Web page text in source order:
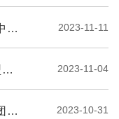
郑州大学第三附属医院荣获两项中国妇幼健康科学技术奖 2023-11-11
郑州大学6个智库入选河南省新型高校品牌智库建设名单 2023-11-04
郑州大学基础医学院乔海灵教授团队发现肺癌防治的新靶点和新化合物 2023-10-31